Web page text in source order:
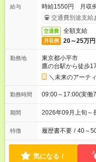
給与
時給1550円 月収
交通費別途支給
交通費 全額支給
月収例 20～25万円
勤務地
東京都小平市
鷹の台駅から徒歩
＼未来のアーテ
勤務時間 09:00～17:00(実
期間 2026年09月上旬
特徴 履歴書不要 / 40～
気になる！